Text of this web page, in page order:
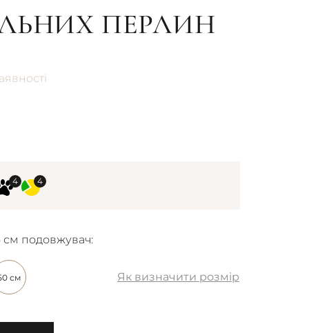
ПЕРЛИН
см подовжувач:
см Як визначити розмір